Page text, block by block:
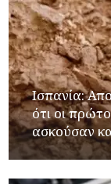
Ισπανία:
ότι οι
ασκούσαν